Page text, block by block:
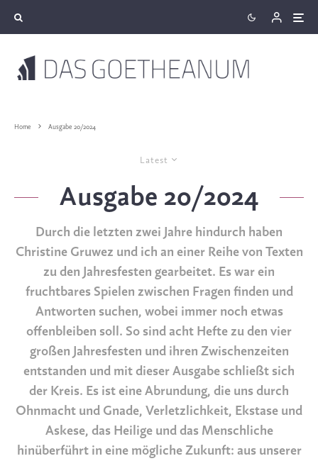
Home Ausgabe 20/2024
Latest
Ausgabe 20/2024
Durch die letzten zwei Jahre hindurch haben
Christine Gruwez und ich an einer Reihe von Texten
zu den Jahresfesten gearbeitet. Es war ein
fruchtbares Spielen zwischen Fragen finden und
Antworten suchen, wobei immer noch etwas
offenbleiben soll. So sind acht Hefte zu den vier
großen Jahresfesten und ihren Zwischenzeiten
entstanden und mit dieser Ausgabe schließt sich
der Kreis. Es ist eine Abrundung, die uns durch
Ohnmacht und Gnade, Verletzlichkeit, Ekstase und
Askese, das Heilige und das Menschliche
hinüberführt in eine mögliche Zukunft: aus unserer